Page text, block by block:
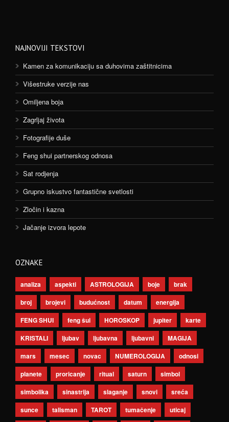
NAJNOVIJI TEKSTOVI
Kamen za komunikaciju sa duhovima zaštitnicima
Višestruke verzije nas
Omiljena boja
Zagrljaj života
Fotografije duše
Feng shui partnerskog odnosa
Sat rodjenja
Grupno iskustvo fantastične svetlosti
Zločin i kazna
Jačanje izvora lepote
OZNAKE
analiza aspekti ASTROLOGIJA boje
brak
broj
brojevi budućnost datum
energija
FENG SHUI
feng šui HOROSKOP jupiter
karte
KRISTALI
ljubav ljubavna ljubavni
MAGIJA
mars
mesec novac NUMEROLOGIJA
odnosi
planete
proricanje ritual saturn
simbol
simbolika
sinastrija slaganje snovi
sreća
sunce
talisman TAROT tumačenje uticaj